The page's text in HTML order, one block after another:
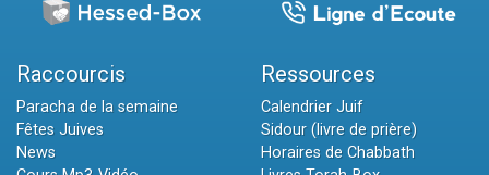
Raccourcis
Paracha de la semaine
Fêtes Juives
News
Ressources
Calendrier Juif
Sidour (livre de prière)
Horaires de Chabbath